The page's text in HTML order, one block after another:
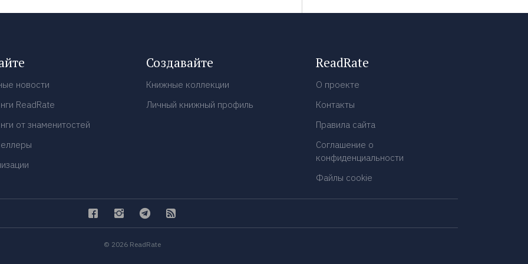
новости
ReadRate
от знаменитостей
Создавайте
Книжные коллекции
Личный книжный профиль
ReadRate
О проекте
Контакты
Правила сайта
Соглашение о
конфиденциальности
Файлы cookie
© 2026 ReadRate